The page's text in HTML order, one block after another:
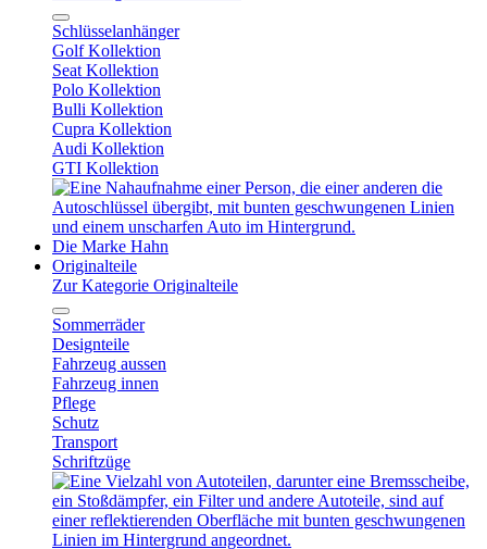
Schlüsselanhänger
Golf Kollektion
Seat Kollektion
Polo Kollektion
Bulli Kollektion
Cupra Kollektion
Audi Kollektion
GTI Kollektion
Die Marke Hahn
Originalteile
Zur Kategorie Originalteile
Sommerräder
Designteile
Fahrzeug aussen
Fahrzeug innen
Pflege
Schutz
Transport
Schriftzüge